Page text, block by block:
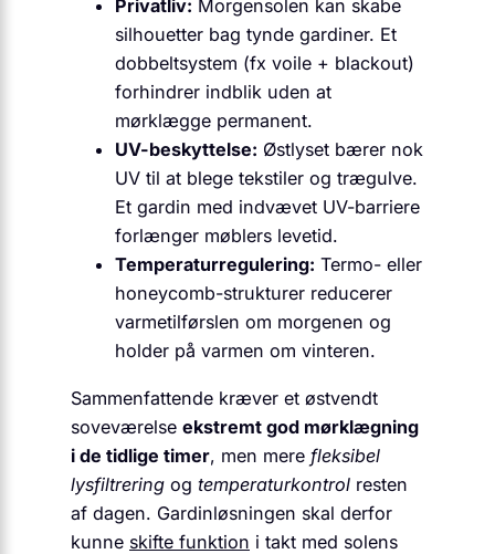
Privatliv: Morgensolen kan skabe
silhouetter bag tynde gardiner. Et
dobbeltsystem (fx voile + blackout)
forhindrer indblik uden at
mørklægge permanent.
UV-beskyttelse: Østlyset bærer nok
UV til at blege tekstiler og trægulve.
Et gardin med indvævet UV-barriere
forlænger møblers levetid.
Temperatur­regulering: Termo- eller
honeycomb-strukturer reducerer
varmetilførslen om morgenen og
holder på varmen om vinteren.
Sammenfattende kræver et østvendt
soveværelse ekstremt god mørklægning
i de tidlige timer, men mere fleksibel
lysfiltrering og temperaturkontrol resten
af dagen. Gardinløsningen skal derfor
kunne skifte funktion i takt med solens